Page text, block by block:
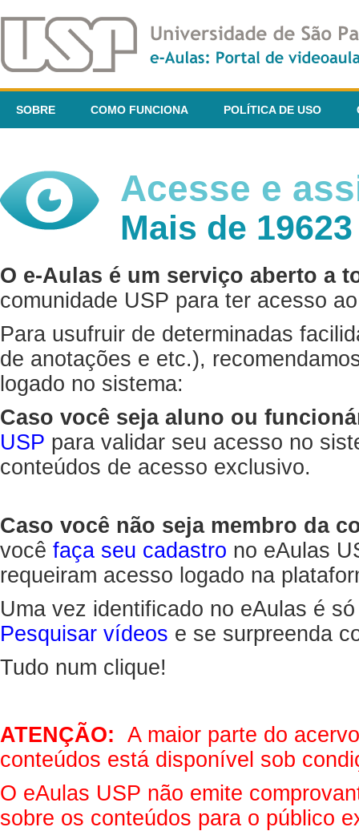
SOBRE COMO FUNCIONA POLÍTICA DE USO
Acesse e
Mais de
O e-Aulas é um serviço aberto a
comunidade USP para ter acesso
Para usufruir de determinadas
de anotações e etc.),
logado no sistema:
Caso você seja aluno ou
USP para validar seu acesso no
conteúdos de acesso exclusivo.
Caso você não seja membro da
você faça seu cadastro no eAulas
requeiram acesso logado na
Uma vez identificado no eAulas é
Pesquisar vídeos e se surpreenda
Tudo num clique!
ATENÇÃO: A maior parte do
conteúdos está disponível sob
O eAulas USP não emite
sobre os conteúdos para o público